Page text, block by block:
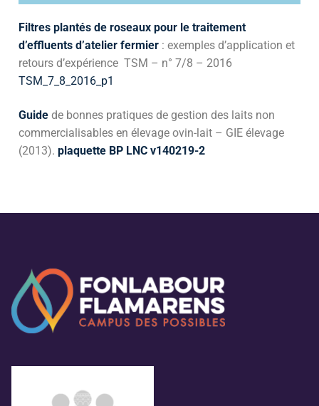
Filtres plantés de roseaux pour le traitement
d’effluents d’atelier fermier : exemples d’application et
retours d’expérience TSM – n° 7/8 – 2016
TSM_7_8_2016_p1
Guide de bonnes pratiques de gestion des laits non
commercialisables en élevage ovin-lait – GIE élevage
(2013). plaquette BP LNC v140219-2